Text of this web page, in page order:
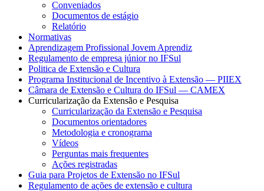
Conveniados
Documentos de estágio
Relatório
Normativas
Aprendizagem Profissional Jovem Aprendiz
Regulamento de empresa júnior no IFSul
Politica de Extensão e Cultura
Programa Institucional de Incentivo à Extensão — PIIEX
Câmara de Extensão e Cultura do IFSul — CAMEX
Curricularização da Extensão e Pesquisa
Curricularização da Extensão e Pesquisa
Documentos orientadores
Metodologia e cronograma
Vídeos
Perguntas mais frequentes
Ações registradas
Guia para Projetos de Extensão no IFSul
Regulamento de ações de extensão e cultura